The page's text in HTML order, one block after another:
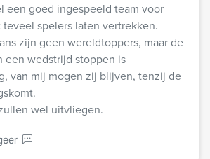
een goed ingespeeld team voor
spelers laten vertrekken.
zijn geen wereldtoppers, maar de
een wedstrijd stoppen is
van mij mogen zij blijven, tenzij de
wel uitvliegen.